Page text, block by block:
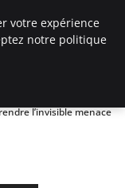
l’invisible menace
votre expérience
notre politique